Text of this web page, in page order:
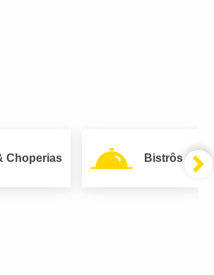
Choperias Bistrôs